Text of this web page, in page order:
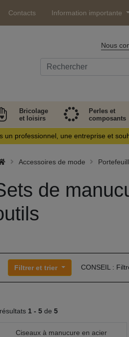
Contacts Information importante
Nous
Bricolage
et loisirs
Perles et
composants
un professionnel, une entreprise et
Accessoires de mode
de
Filtrer et trier CONSEIL :
résultats 1 - 5 de 5
Ciseaux à manucure en acier